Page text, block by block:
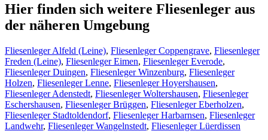
Hier finden sich weitere Fliesenleger aus
der näheren Umgebung
Fliesenleger Alfeld (Leine), Fliesenleger Coppengrave, Fliesenleger
Freden (Leine), Fliesenleger Eimen, Fliesenleger Everode,
Fliesenleger Duingen, Fliesenleger Winzenburg, Fliesenleger
Holzen, Fliesenleger Lenne, Fliesenleger Hoyershausen,
Fliesenleger Adenstedt, Fliesenleger Woltershausen, Fliesenleger
Eschershausen, Fliesenleger Brüggen, Fliesenleger Eberholzen,
Fliesenleger Stadtoldendorf, Fliesenleger Harbarnsen, Fliesenleger
Landwehr, Fliesenleger Wangelnstedt, Fliesenleger Lüerdissen